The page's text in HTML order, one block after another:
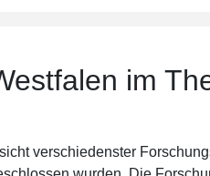
im
verschiedenster